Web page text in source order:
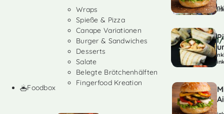
Wraps
Spieße & Pizza
Canape Variationen
Burger & Sandwiches
Desserts
Salate
Belegte Brötchenhälften
Fingerfood Kreation
Foodbox